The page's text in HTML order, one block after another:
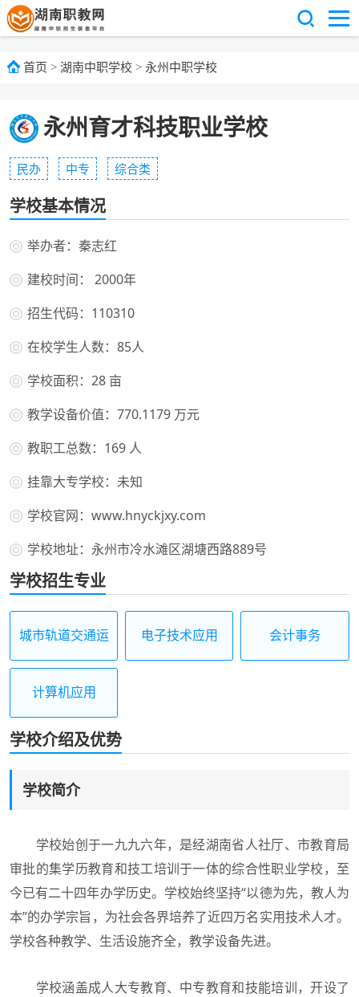
首页 > 湖南中职学校 > 永州中职学校
永州育才科技职业学校
民办 中专 综合类
学校基本情况
举办者：秦志红
建校时间： 2000年
招生代码：110310
在校学生人数：85人
学校面积：28 亩
教学设备价值：770.1179 万元
教职工总数：169 人
挂靠大专学校：未知
学校官网：www.hnyckjxy.com
学校地址：永州市冷水滩区湖塘西路889号
学校招生专业
城市轨道交通运
电子技术应用 会计事务
计算机应用
学校介绍及优势
学校简介
学校始创于一九九六年，是经湖南省人社厅、市教育局
审批的集学历教育和技工培训于一体的综合性职业学校，至
今已有二十四年办学历史。学校始终坚持“以德为先，教人为
本”的办学宗旨，为社会各界培养了近四万名实用技术人才。
学校各种教学、生活设施齐全，教学设备先进。
学校涵盖成人大专教育、中专教育和技能培训，开设了